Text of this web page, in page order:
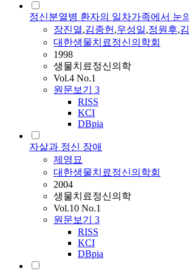
정신분열병 환자의 일차가족에서 눈
장진열,김종헌,우성일,정원후,
대한생물치료정신의학회
1998
생물치료정신의학
Vol.4 No.1
원문보기 3
RISS
KCI
DBpia
자살과 정신 장애
제영묘
대한생물치료정신의학회
2004
생물치료정신의학
Vol.10 No.1
원문보기 3
RISS
KCI
DBpia